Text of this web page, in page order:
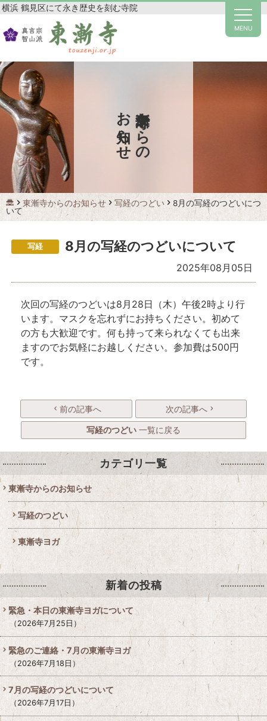
横浜 鶴見区にて永き歴史を刻む寺院
MENU
東漸寺からの
お知らせ
東漸寺からのお知らせ 写経のつどい
8月の写経のつどいにつ
いて
写経 8月の写経のつどいについて
2025年08月05日
次回の写経のつどいは8月28日（木）午後2時より行
います。マスクを忘れずにお持ちください。初めて
の方も大歓迎です。何も持って来られなくても出来
ますのでお気軽にお越しください。参加費は500円
です。
前の記事へ 次の記事へ
写経のつどい一覧に戻る
カテゴリ一覧
東漸寺からのお知らせ
写経のつどい
東漸寺ヨガ
新着の投稿
緊急・本日の東漸寺ヨガについて
2026年7月25日
緊急のご連絡・7月の東漸寺ヨガ
2026年7月18日
7月の写経のつどいについて
2026年7月17日